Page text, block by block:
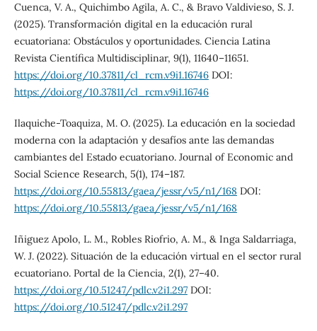
Cuenca, V. A., Quichimbo Agila, A. C., & Bravo Valdivieso, S. J.
(2025). Transformación digital en la educación rural
ecuatoriana: Obstáculos y oportunidades. Ciencia Latina
Revista Científica Multidisciplinar, 9(1), 11640–11651.
https://doi.org/10.37811/cl_rcm.v9i1.16746DOI:
https://doi.org/10.37811/cl_rcm.v9i1.16746
Ilaquiche-Toaquiza, M. O. (2025). La educación en la sociedad
moderna con la adaptación y desafíos ante las demandas
cambiantes del Estado ecuatoriano. Journal of Economic and
Social Science Research, 5(1), 174–187.
https://doi.org/10.55813/gaea/jessr/v5/n1/168DOI:
https://doi.org/10.55813/gaea/jessr/v5/n1/168
Iñiguez Apolo, L. M., Robles Riofrio, A. M., & Inga Saldarriaga,
W. J. (2022). Situación de la educación virtual en el sector rural
ecuatoriano. Portal de la Ciencia, 2(1), 27–40.
https://doi.org/10.51247/pdlc.v2i1.297DOI:
https://doi.org/10.51247/pdlc.v2i1.297